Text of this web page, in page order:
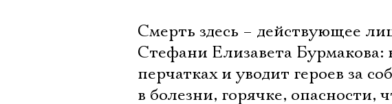
Смерть здесь – действующее
Стефани Елизавета
перчатках и уводит героев за
в болезни, горячке, опасности,